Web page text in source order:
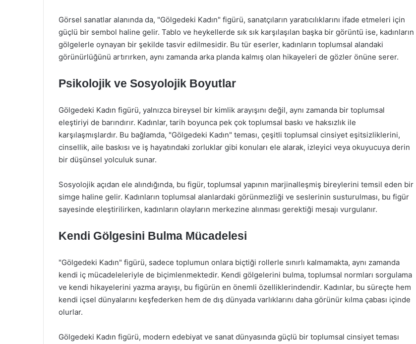
Görsel sanatlar alanında da, "Gölgedeki Kadın" figürü, sanatçıların yaratıcılıklarını ifade etmeleri için
güçlü bir sembol haline gelir. Tablo ve heykellerde sık sık karşılaşılan başka bir görüntü ise, kadınların
gölgelerle oynayan bir şekilde tasvir edilmesidir. Bu tür eserler, kadınların toplumsal alandaki
görünürlüğünü artırırken, aynı zamanda arka planda kalmış olan hikayeleri de gözler önüne serer.
Psikolojik ve Sosyolojik Boyutlar
Gölgedeki Kadın figürü, yalnızca bireysel bir kimlik arayışını değil, aynı zamanda bir toplumsal
eleştiriyi de barındırır. Kadınlar, tarih boyunca pek çok toplumsal baskı ve haksızlık ile
karşılaşmışlardır. Bu bağlamda, "Gölgedeki Kadın" teması, çeşitli toplumsal cinsiyet eşitsizliklerini,
cinsellik, aile baskısı ve iş hayatındaki zorluklar gibi konuları ele alarak, izleyici veya okuyucuya derin
bir düşünsel yolculuk sunar.
Sosyolojik açıdan ele alındığında, bu figür, toplumsal yapının marjinalleşmiş bireylerini temsil eden bir
simge haline gelir. Kadınların toplumsal alanlardaki görünmezliği ve seslerinin susturulması, bu figür
sayesinde eleştirilirken, kadınların olayların merkezine alınması gerektiği mesajı vurgulanır.
Kendi Gölgesini Bulma Mücadelesi
"Gölgedeki Kadın" figürü, sadece toplumun onlara biçtiği rollerle sınırlı kalmamakta, aynı zamanda
kendi iç mücadeleleriyle de biçimlenmektedir. Kendi gölgelerini bulma, toplumsal normları sorgulama
ve kendi hikayelerini yazma arayışı, bu figürün en önemli özelliklerindendir. Kadınlar, bu süreçte hem
kendi içsel dünyalarını keşfederken hem de dış dünyada varlıklarını daha görünür kılma çabası içinde
olurlar.
Gölgedeki Kadın figürü, modern edebiyat ve sanat dünyasında güçlü bir toplumsal cinsiyet teması